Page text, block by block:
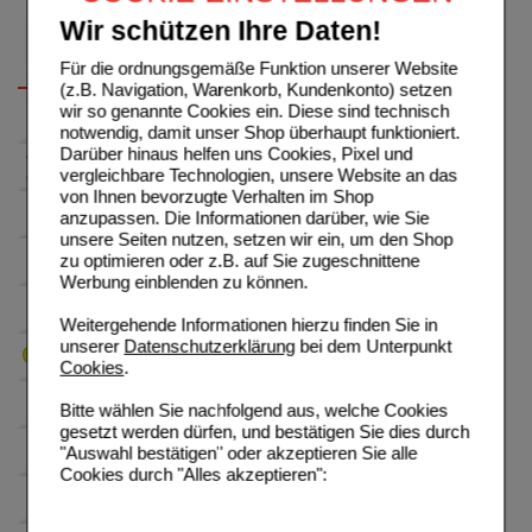
Wir schützen Ihre Daten!
Für die ordnungsgemäße Funktion unserer Website
(z.B. Navigation, Warenkorb, Kundenkonto) setzen
wir so genannte Cookies ein. Diese sind technisch
notwendig, damit unser Shop überhaupt funktioniert.
Darüber hinaus helfen uns Cookies, Pixel und
vergleichbare Technologien, unsere Website an das
von Ihnen bevorzugte Verhalten im Shop
anzupassen. Die Informationen darüber, wie Sie
unsere Seiten nutzen, setzen wir ein, um den Shop
zu optimieren oder z.B. auf Sie zugeschnittene
Werbung einblenden zu können.
Weitergehende Informationen hierzu finden Sie in
unserer Datenschutzerklärungbei dem Unterpunkt
Cookies.
Bitte wählen Sie nachfolgend aus, welche Cookies
gesetzt werden dürfen, und bestätigen Sie dies durch
"Auswahl bestätigen" oder akzeptieren Sie alle
Cookies durch "Alles akzeptieren":